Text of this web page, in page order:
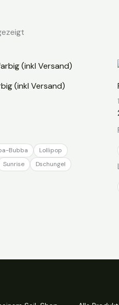
(inkl Versand)
Bubba
Lollipop
Sunrise Dschungel